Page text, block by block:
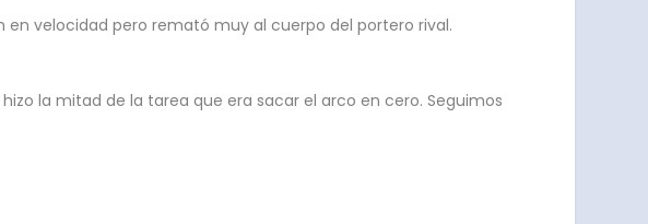
en velocidad pero remató muy al cuerpo del portero rival.
la mitad de la tarea que era sacar el arco en cero. Seguimos